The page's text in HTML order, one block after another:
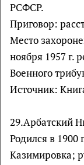
РСФСР.
Приговор:
Место
ноября 1957 г.
Военного
Источник:
29.Арбатский
Родился в 1900
Казимировка;